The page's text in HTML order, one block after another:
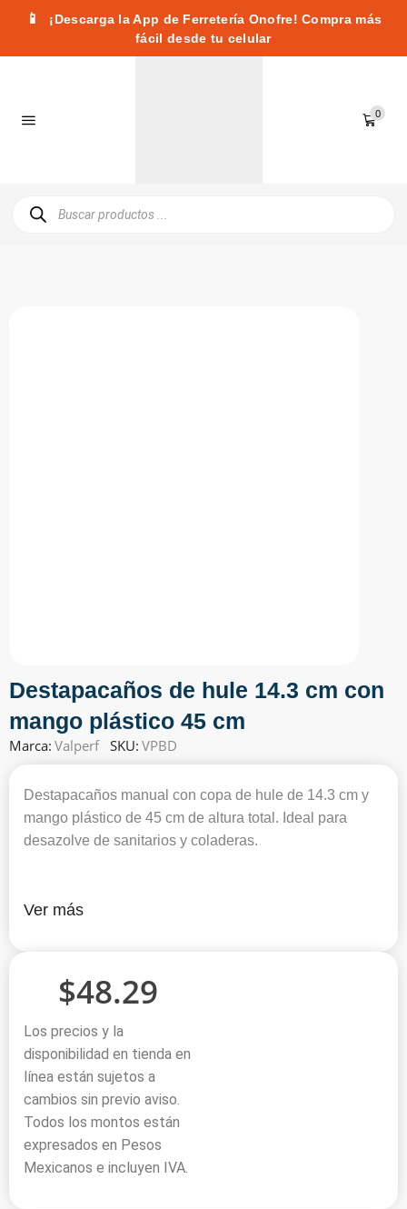
📱
¡Descarga la App de Ferretería Onofre! Compra más
fácil desde tu celular
0
Destapacaños de hule 14.3 cm con
mango plástico 45 cm
Marca: Valperf SKU: VPBD
Destapacaños manual con copa de hule de 14.3 cm y
mango plástico de 45 cm de altura total. Ideal para
desazolve de sanitarios y coladeras.
Ver más
$48.29
Los precios y la
disponibilidad en tienda en
línea están sujetos a
cambios sin previo aviso.
Todos los montos están
expresados en Pesos
Mexicanos e incluyen IVA.